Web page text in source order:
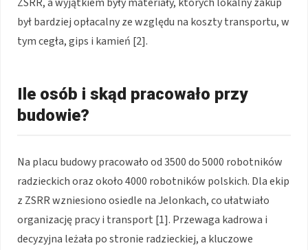
był bardziej opłacalny ze względu na koszty transportu, w
tym cegła, gips i kamień [2].
Ile osób i skąd pracowało przy
budowie?
Na placu budowy pracowało od 3500 do 5000 robotników
radzieckich oraz około 4000 robotników polskich. Dla ekip
z ZSRR wzniesiono osiedle na Jelonkach, co ułatwiało
organizację pracy i transport [1]. Przewaga kadrowa i
decyzyjna leżała po stronie radzieckiej, a kluczowe